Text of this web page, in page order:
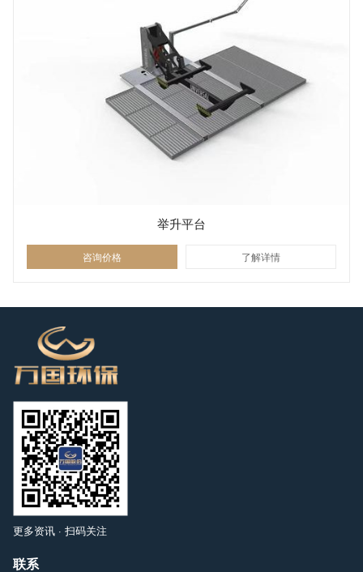
举升平台
咨询价格 了解详情
更多资讯 · 扫码关注
联系